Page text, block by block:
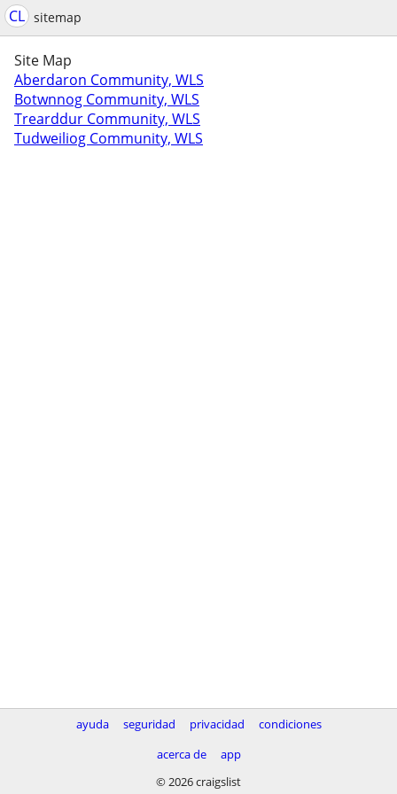
CL sitemap
Site Map
Aberdaron Community, WLS
Botwnnog Community, WLS
Trearddur Community, WLS
Tudweiliog Community, WLS
ayuda seguridad privacidad
condiciones
acerca de
app
© 2026 craigslist